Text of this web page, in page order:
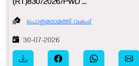
(RT)830/2026/PWD ...
പൊതുമരാമത്ത് വകുപ്പ്
30-07-2026